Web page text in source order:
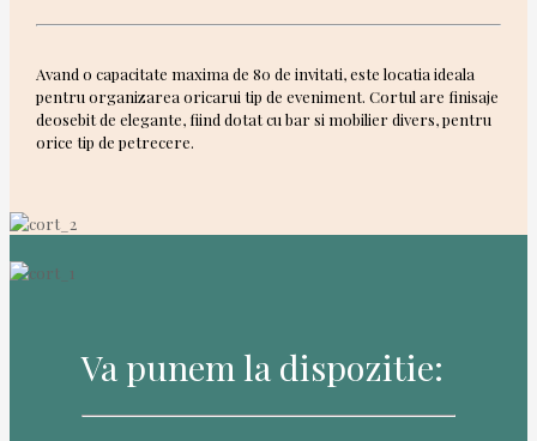
Avand o capacitate maxima de 80 de invitati, este locatia ideala
pentru organizarea oricarui tip de eveniment. Cortul are finisaje
deosebit de elegante, fiind dotat cu bar si mobilier divers, pentru
orice tip de petrecere.
Va punem la dispozitie: